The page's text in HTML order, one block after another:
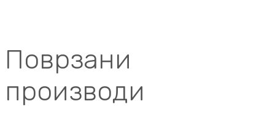
Поврзани
производи